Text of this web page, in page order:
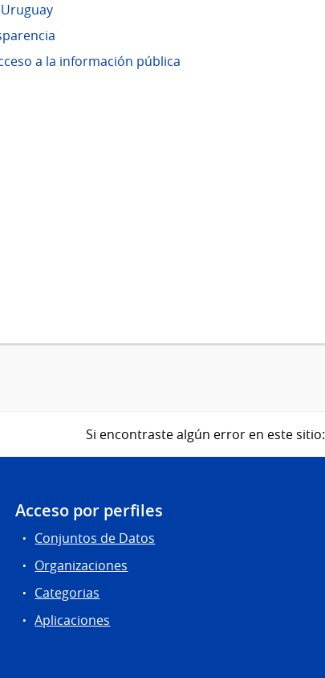
a la información pública
Si encontraste algún error en este sitio:
Acceso por perfiles
Conjuntos de Datos
Organizaciones
Categorias
Aplicaciones